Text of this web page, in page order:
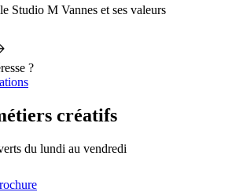
Studio M Vannes et ses valeurs
?
créatifs
du lundi au vendredi